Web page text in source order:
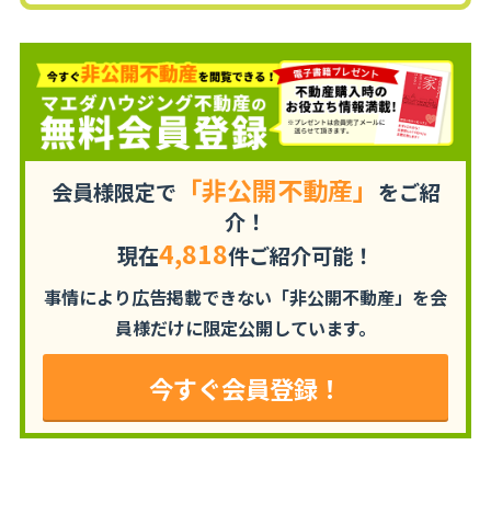
会員様限定で 「非公開不動産」 をご紹
介！
現在4,818件ご紹介可能！
事情により広告掲載できない「非公開不動産」を会
員様だけに限定公開しています。
今すぐ会員登録！